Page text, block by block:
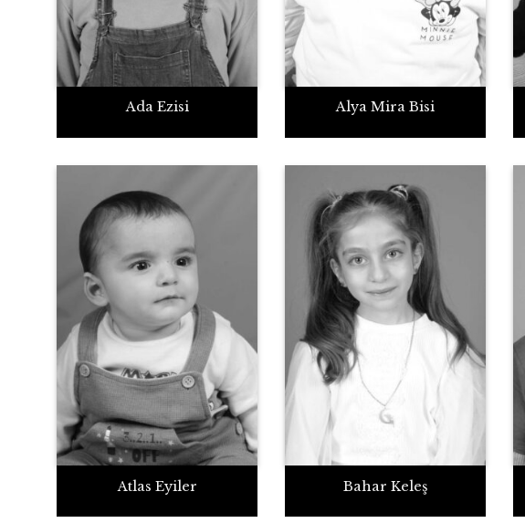
Ada Ezisi Alya Mira Bisi
Atlas Eyiler Bahar Keleş